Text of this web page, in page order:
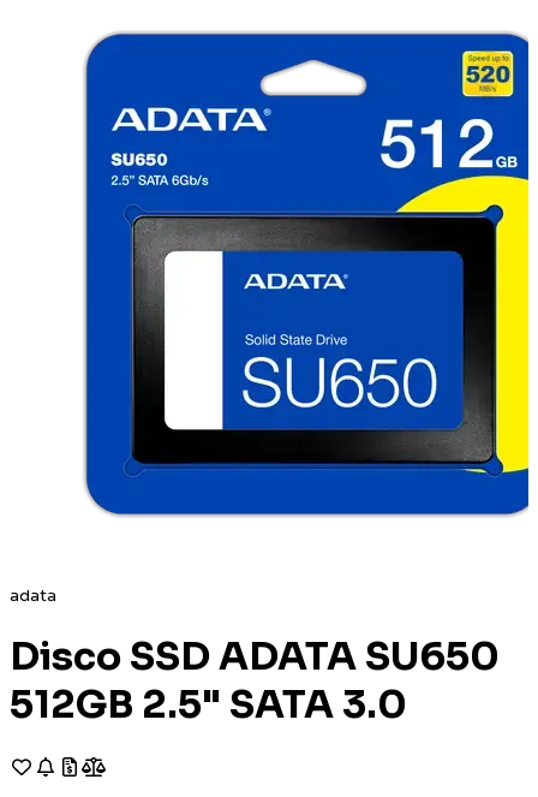
adata
Disco SSD ADATA SU650
512GB 2.5" SATA 3.0